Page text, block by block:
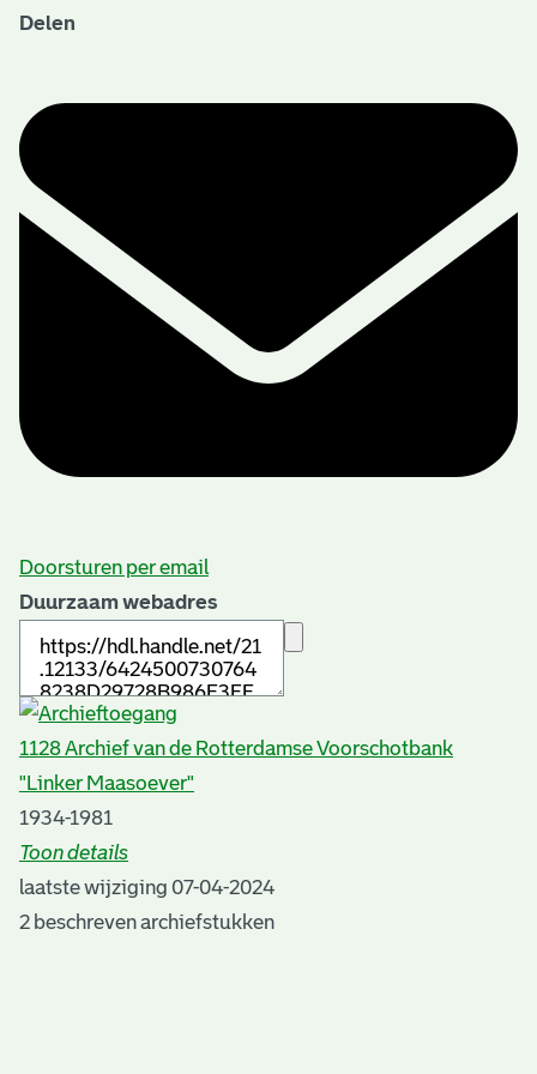
Delen
Doorsturen per email
Duurzaam webadres
1128 Archief van de Rotterdamse Voorschotbank
"Linker Maasoever"
1934-1981
Toon details
Datering:
1934-1981
laatste wijziging 07-04-2024
2 beschreven archiefstukken